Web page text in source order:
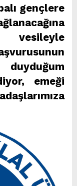
gençlere
emeği